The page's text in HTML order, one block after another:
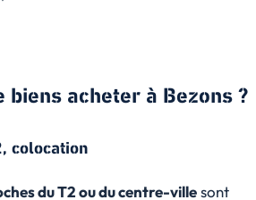
biens acheter à Bezons ?
colocation
du T2 ou du centre-villesont